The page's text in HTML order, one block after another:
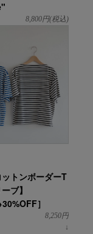
8,800円(税込)
トンボーダーT
ブ】
］
8,250円
↓